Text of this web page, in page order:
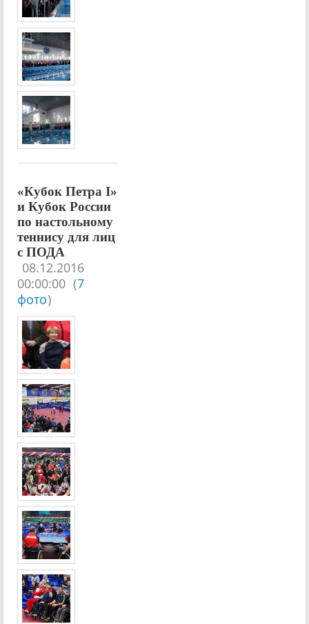
«Кубок Петра I»
и Кубок России
по настольному
теннису для лиц
с ПОДА
08.12.2016
00:00:00 (7
фото)